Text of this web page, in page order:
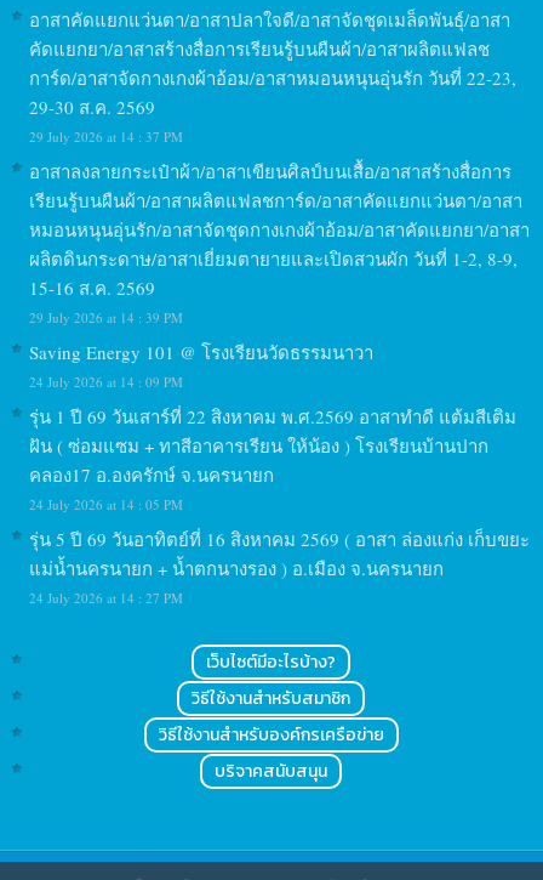
อาสาคัดแยกแว่นตา/อาสาปลาใจดี/อาสาจัดชุดเมล็ดพันธุ์/อาสา
คัดแยกยา/อาสาสร้างสื่อการเรียนรู้บนผืนผ้า/อาสาผลิตแฟลช
การ์ด/อาสาจัดกางเกงผ้าอ้อม/อาสาหมอนหนุนอุ่นรัก วันที่ 22-23,
29-30 ส.ค. 2569
29 July 2026 at 14 : 37 PM
อาสาลงลายกระเป๋าผ้า/อาสาเขียนศิลป์บนเสื้อ/อาสาสร้างสื่อการ
เรียนรู้บนผืนผ้า/อาสาผลิตแฟลชการ์ด/อาสาคัดแยกแว่นตา/อาสา
หมอนหนุนอุ่นรัก/อาสาจัดชุดกางเกงผ้าอ้อม/อาสาคัดแยกยา/อาสา
ผลิตดินกระดาษ/อาสาเยี่ยมตายายและเปิดสวนผัก วันที่ 1-2, 8-9,
15-16 ส.ค. 2569
29 July 2026 at 14 : 39 PM
Saving Energy 101 @ โรงเรียนวัดธรรมนาวา
24 July 2026 at 14 : 09 PM
รุ่น 1 ปี 69 วันเสาร์ที่ 22 สิงหาคม พ.ศ.2569 อาสาทำดี แต้มสีเติม
ฝัน ( ซ่อมแซม + ทาสีอาคารเรียน ให้น้อง ) โรงเรียนบ้านปาก
คลอง17 อ.องครักษ์ จ.นครนายก
24 July 2026 at 14 : 05 PM
รุ่น 5 ปี 69 วันอาทิตย์ที่ 16 สิงหาคม 2569 ( อาสา ล่องแก่ง เก็บขยะ
แม่น้ำนครนายก + น้ำตกนางรอง ) อ.เมือง จ.นครนายก
24 July 2026 at 14 : 27 PM
เว็บไซต์มีอะไรบ้าง?
วิธีใช้งานสำหรับสมาชิก
วิธีใช้งานสำหรับองค์กรเครือข่าย
บริจาคสนับสนุน